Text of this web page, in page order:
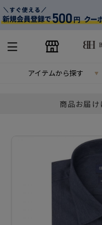
アイテムから探す
商品お届